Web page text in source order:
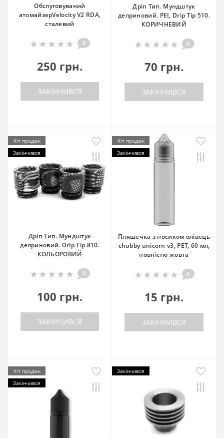
Обслуговуваний
атомайзерVelocity V2 RDA,
сталевий
0
250 грн.
ЗАКІНЧИВСЯ
Дріп Тип. Мундштук
делриновий. PEI, Drip Tip 510.
КОРИЧНЕВИЙ
0
70 грн.
ЗАКІНЧИВСЯ
Хіт продаж
Закінчився
Дріп Тип. Мундштук
делриновий. Drip Tip 810.
КОЛЬОРОВИЙ
0
100 грн.
ЗАКІНЧИВСЯ
Хіт продаж
Закінчився
Пляшечка з носиком олівець
chubby unicorn v3, PET, 60 мл,
повністю жовта
0
15 грн.
ЗАКІНЧИВСЯ
Хіт продаж
Закінчився
Закінчився